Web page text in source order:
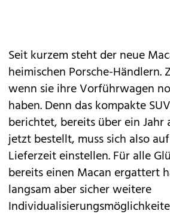
Seit kurzem steht der neue
heimischen Porsche-Händlern.
wenn sie ihre Vorführwagen
haben. Denn das kompakte
berichtet, bereits über ein Jahr
jetzt bestellt, muss sich also
Lieferzeit einstellen. Für alle
bereits einen Macan ergattert
langsam aber sicher weitere